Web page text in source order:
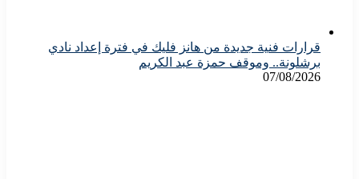
قرارات فنية جديدة من هانز فليك في فترة إعداد نادي
برشلونة.. وموقف حمزة عبد الكريم
07/08/2026